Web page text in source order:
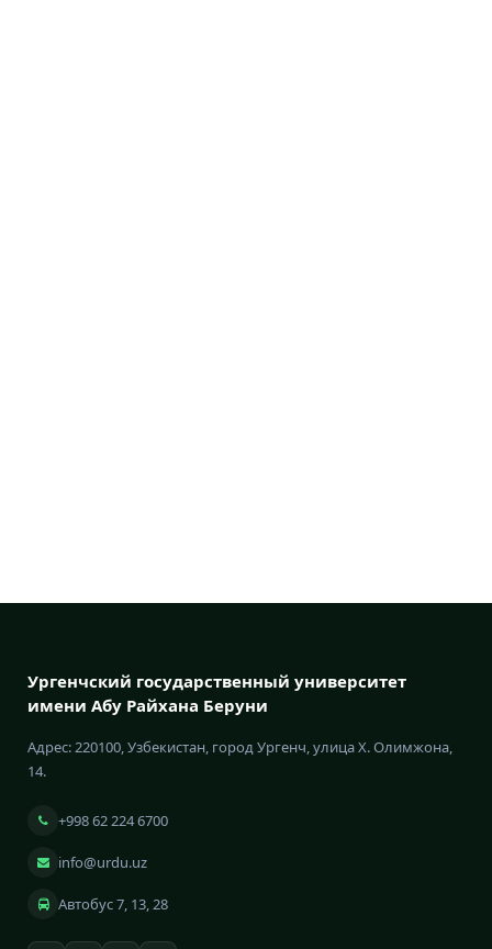
Ургенчский государственный университет
имени Абу Райхана Беруни
Адрес: 220100, Узбекистан, город Ургенч, улица Х. Олимжона,
14.
+998 62 224 6700
info@urdu.uz
Автобус 7, 13, 28